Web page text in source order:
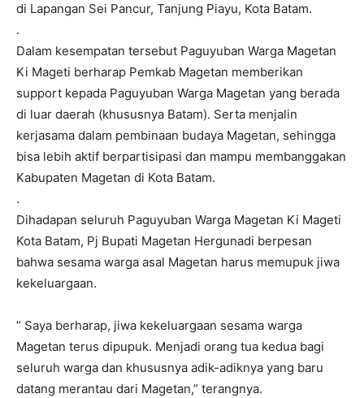
di Lapangan Sei Pancur, Tanjung Piayu, Kota Batam.
.
Dalam kesempatan tersebut Paguyuban Warga Magetan
Ki Mageti berharap Pemkab Magetan memberikan
support kepada Paguyuban Warga Magetan yang berada
di luar daerah (khususnya Batam). Serta menjalin
kerjasama dalam pembinaan budaya Magetan, sehingga
bisa lebih aktif berpartisipasi dan mampu membanggakan
Kabupaten Magetan di Kota Batam.
.
Dihadapan seluruh Paguyuban Warga Magetan Ki Mageti
Kota Batam, Pj Bupati Magetan Hergunadi berpesan
bahwa sesama warga asal Magetan harus memupuk jiwa
kekeluargaan.
” Saya berharap, jiwa kekeluargaan sesama warga
Magetan terus dipupuk. Menjadi orang tua kedua bagi
seluruh warga dan khususnya adik-adiknya yang baru
datang merantau dari Magetan,” terangnya.